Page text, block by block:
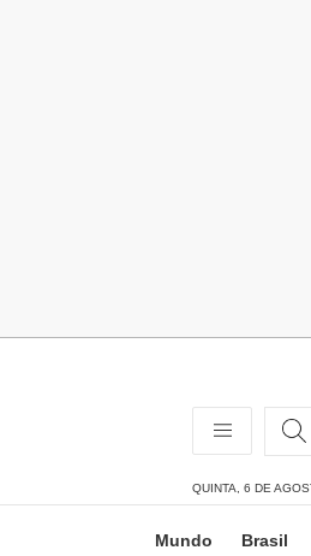
QUINTA, 6 DE
Mundo Brasil